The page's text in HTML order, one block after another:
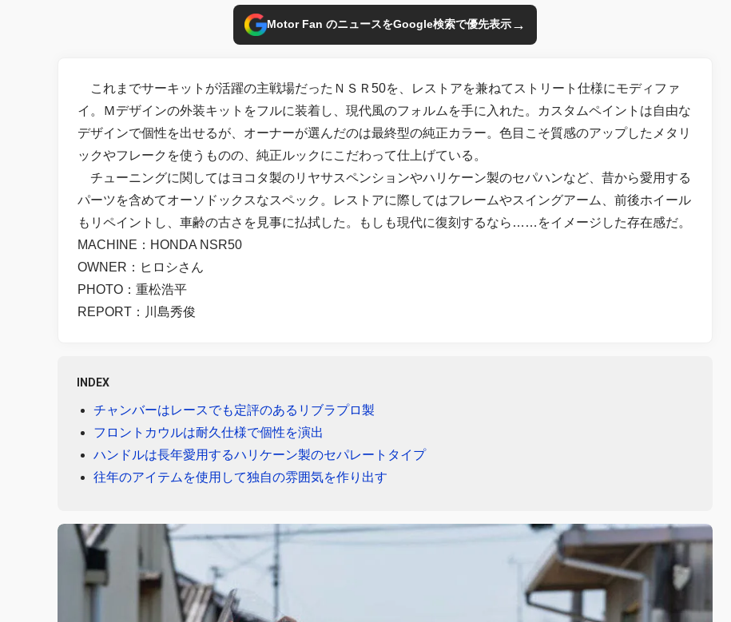
Motor Fan のニュースをGoogle検索で優先表示→
これまでサーキットが活躍の主戦場だったＮＳＲ50を、レストアを兼ねてストリート仕様にモディファ
イ。Ｍデザインの外装キットをフルに装着し、現代風のフォルムを手に入れた。カスタムペイントは自由な
デザインで個性を出せるが、オーナーが選んだのは最終型の純正カラー。色目こそ質感のアップしたメタリ
ックやフレークを使うものの、純正ルックにこだわって仕上げている。
チューニングに関してはヨコタ製のリヤサスペンションやハリケーン製のセパハンなど、昔から愛用する
パーツを含めてオーソドックスなスペック。レストアに際してはフレームやスイングアーム、前後ホイール
もリペイントし、車齢の古さを見事に払拭した。もしも現代に復刻するなら……をイメージした存在感だ。
MACHINE：HONDA NSR50
OWNER：ヒロシさん
PHOTO：重松浩平
REPORT：川島秀俊
INDEX
チャンバーはレースでも定評のあるリブラプロ製
フロントカウルは耐久仕様で個性を演出
ハンドルは長年愛用するハリケーン製のセパレートタイプ
往年のアイテムを使用して独自の雰囲気を作り出す